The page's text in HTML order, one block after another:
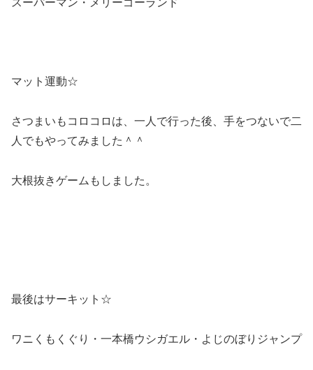
マット運動☆
さつまいもコロコロは、一人で行った後、手をつないで二
人でもやってみました＾＾
大根抜きゲームもしました。
最後はサーキット☆
ワニくもくぐり・一本橋ウシガエル・よじのぼりジャンプ